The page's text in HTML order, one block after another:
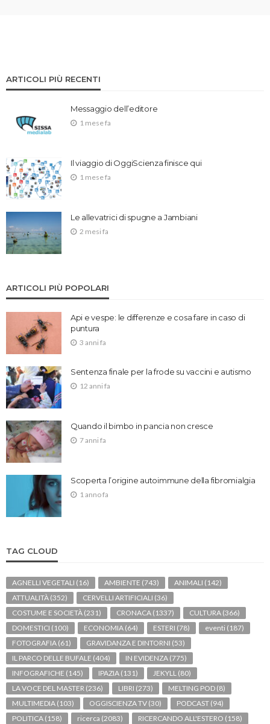
ARTICOLI PIÙ RECENTI
Messaggio dell’editore
1 mese fa
Il viaggio di OggiScienza finisce qui
1 mese fa
Le allevatrici di spugne a Jambiani
2 mesi fa
ARTICOLI PIÙ POPOLARI
Api e vespe: le differenze e cosa fare in caso di
puntura
3 anni fa
Sentenza finale per la frode su vaccini e autismo
12 anni fa
Quando il bimbo in pancia non cresce
7 anni fa
Scoperta l’origine autoimmune della fibromialgia
1 anno fa
TAG CLOUD
AGNELLI VEGETALI (16) AMBIENTE (743) ANIMALI (142)
ATTUALITÀ (352) CERVELLI ARTIFICIALI (36)
COSTUME E SOCIETÀ (231) CRONACA (1337) CULTURA (366)
DOMESTICI (100) ECONOMIA (64) ESTERI (78) eventi (187)
FOTOGRAFIA (61) GRAVIDANZA E DINTORNI (53)
IL PARCO DELLE BUFALE (404) IN EVIDENZA (775)
INFOGRAFICHE (145) IPAZIA (131) JEKYLL (80)
LA VOCE DEL MASTER (236) LIBRI (273) MELTING POD (8)
MULTIMEDIA (103) OGGISCIENZA TV (30) PODCAST (94)
POLITICA (158) ricerca (2083) RICERCANDO ALL'ESTERO (158)